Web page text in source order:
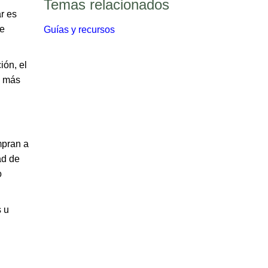
es
el
más
a
de
u
Temas relacionados​​
Guías y recursos​